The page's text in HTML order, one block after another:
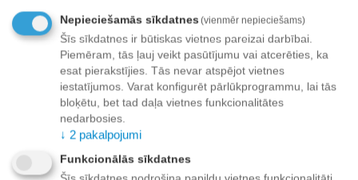
Līdz dzīvokļa durvīm no 35.00 eur bezmaksas!
Līdz 34.99 EUR piegādes maksa:
Venipak kurjers - 3.90 EUR
Omniva pakomāts - 3.20 EUR
Apmaksa
Nepieciešamās sīkdatnes (vienmēr nepieciešams)
Šīs sīkdatnes ir būtiskas vietnes pareizai darbībai.
Piemēram, tās ļauj veikt pasūtījumu vai atcerēties, ka
esat pierakstījies. Tās nevar atspējot vietnes
iestatījumos. Varat konfigurēt pārlūkprogrammu, lai tās
bloķētu, bet tad daļa vietnes funkcionalitātes
nedarbosies.
↓ 2 pakalpojumi
Funkcionālās sīkdatnes